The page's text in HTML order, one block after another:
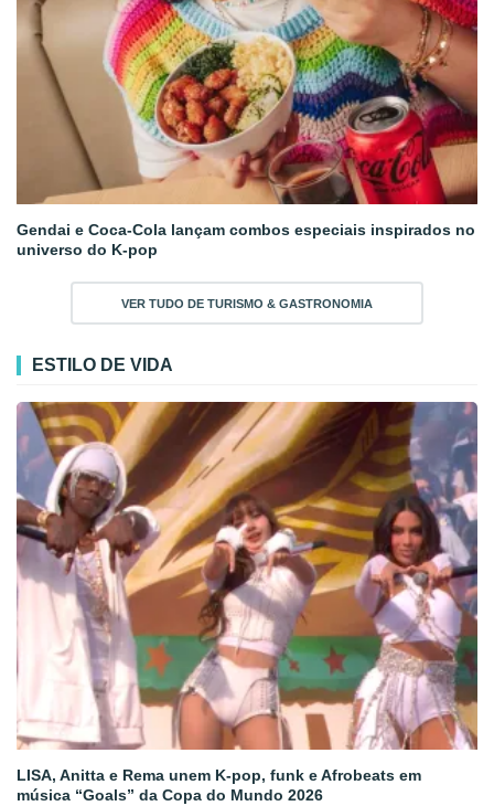
Gendai e Coca-Cola lançam combos especiais inspirados no
universo do K-pop
VER TUDO DE TURISMO & GASTRONOMIA
ESTILO DE VIDA
LISA, Anitta e Rema unem K-pop, funk e Afrobeats em
música “Goals” da Copa do Mundo 2026